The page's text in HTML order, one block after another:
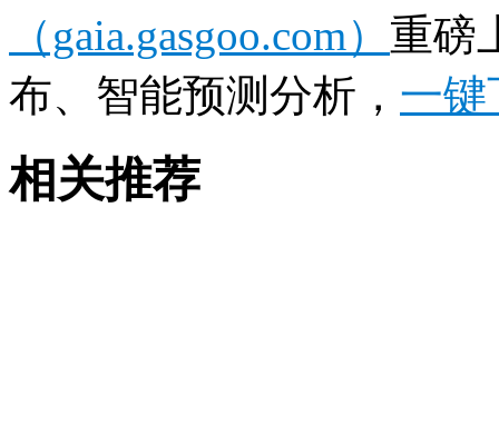
（gaia.gasgoo.com） 重磅
布、智能预测分析， 一键
相关推荐